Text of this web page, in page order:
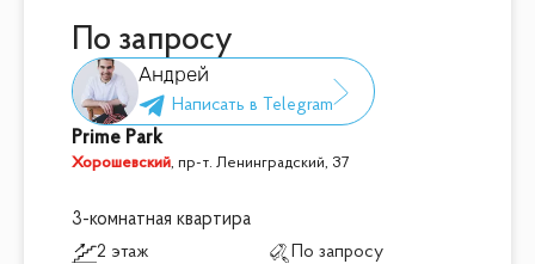
По запросу
Андрей
Prime Park
Хорошевский,пр-т. Ленинградский, 37
3-комнатная квартира
2 этаж
По запросу